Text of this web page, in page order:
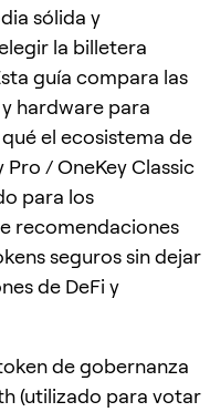
sólida y
la billetera
guía compara las
hardware para
el ecosistema de
Pro / OneKey Classic
para los
recomendaciones
seguros sin dejar
de DeFi y
de gobernanza
(utilizado para votar